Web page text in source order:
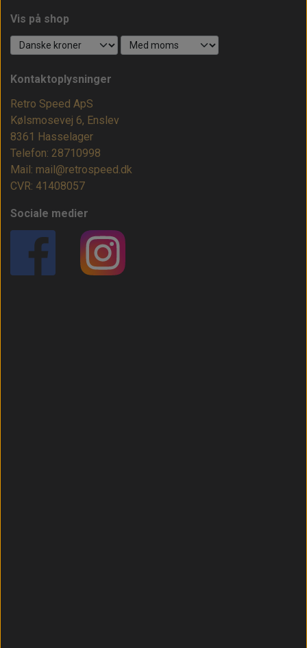
Vis på shop
Kontaktoplysninger
Retro Speed ApS
Kølsmosevej 6, Enslev
8361 Hasselager
Telefon: 28710998
Mail: mail@retrospeed.dk
CVR: 41408057
Sociale medier